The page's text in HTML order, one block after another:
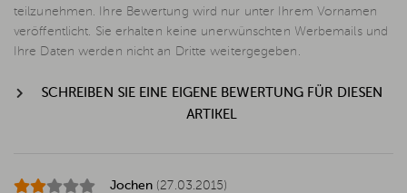
teilzunehmen. Ihre Bewertung wird nur unter Ihrem Vornamen
veröffentlicht. Sie erhalten keine unerwünschten Werbemails und
Ihre Daten werden nicht an Dritte weitergegeben.
SCHREIBEN SIE EINE EIGENE BEWERTUNG FÜR DIESEN
ARTIKEL
Jochen (27.03.2015)